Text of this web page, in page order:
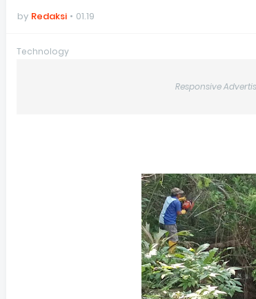
by Redaksi 01.19
Technology
Responsive